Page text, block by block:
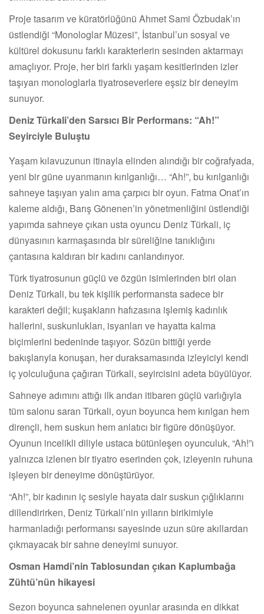
Proje tasarım ve küratörlüğünü Ahmet Sami Özbudak’ın
üstlendiği “Monologlar Müzesi”, İstanbul’un sosyal ve
kültürel dokusunu farklı karakterlerin sesinden aktarmayı
amaçlıyor. Proje, her biri farklı yaşam kesitlerinden izler
taşıyan monologlarla tiyatroseverlere eşsiz bir deneyim
sunuyor.
Deniz Türkali’den Sarsıcı Bir Performans: “Ah!”
Seyirciyle Buluştu
Yaşam kılavuzunun itinayla elinden alındığı bir coğrafyada,
yeni bir güne uyanmanın kırılganlığı… “Ah!”, bu kırılganlığı
sahneye taşıyan yalın ama çarpıcı bir oyun. Fatma Onat’ın
kaleme aldığı, Barış Gönenen’in yönetmenliğini üstlendiği
yapımda sahneye çıkan usta oyuncu Deniz Türkali, iç
dünyasının karmaşasında bir süreliğine tanıklığını
çantasına kaldıran bir kadını canlandırıyor.
Türk tiyatrosunun güçlü ve özgün isimlerinden biri olan
Deniz Türkali, bu tek kişilik performansta sadece bir
karakteri değil; kuşakların hafızasına işlemiş kadınlık
hallerini, suskunlukları, isyanları ve hayatta kalma
biçimlerini bedeninde taşıyor. Sözün bittiği yerde
bakışlarıyla konuşan, her duraksamasında izleyiciyi kendi
iç yolculuğuna çağıran Türkali, seyircisini adeta büyülüyor.
Sahneye adımını attığı ilk andan itibaren güçlü varlığıyla
tüm salonu saran Türkali, oyun boyunca hem kırılgan hem
dirençli, hem suskun hem anlatıcı bir figüre dönüşüyor.
Oyunun incelikli diliyle ustaca bütünleşen oyunculuk, “Ah!”ı
yalnızca izlenen bir tiyatro eserinden çok, izleyenin ruhuna
işleyen bir deneyime dönüştürüyor.
“Ah!”, bir kadının iç sesiyle hayata dair suskun çığlıklarını
dillendirirken, Deniz Türkali’nin yılların birikimiyle
harmanladığı performansı sayesinde uzun süre akıllardan
çıkmayacak bir sahne deneyimi sunuyor.
Osman Hamdi’nin Tablosundan çıkan Kaplumbağa
Zühtü’nün hikayesi
Sezon boyunca sahnelenen oyunlar arasında en dikkat